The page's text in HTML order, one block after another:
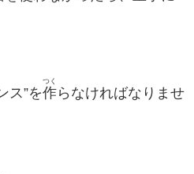
ス”を作
つく
らなければなりませ